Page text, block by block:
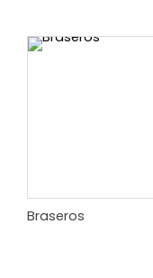
Braseros